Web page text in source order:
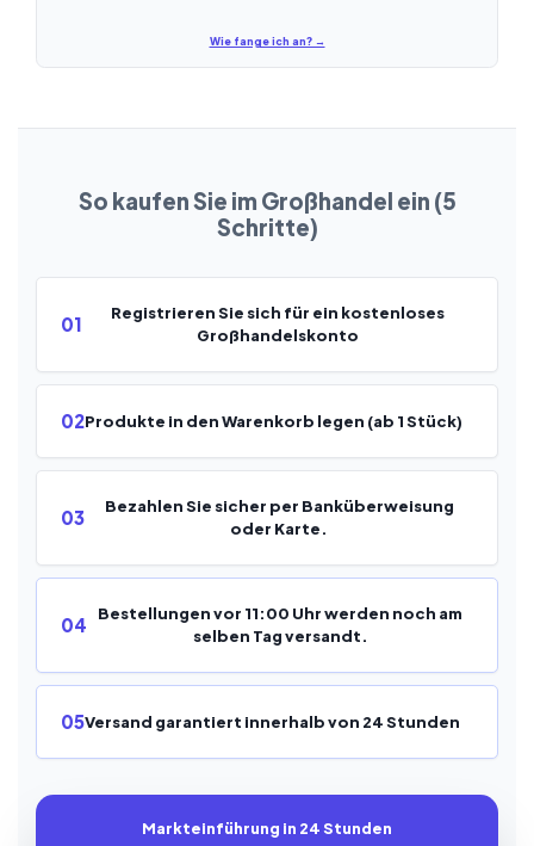
Wie fange ich an? →
So kaufen Sie im Großhandel ein (5
Schritte)
01
Registrieren Sie sich für ein kostenloses
Großhandelskonto
02Produkte in den Warenkorb legen (ab 1 Stück)
03
Bezahlen Sie sicher per Banküberweisung
oder Karte.
04
Bestellungen vor 11:00 Uhr werden noch am
selben Tag versandt.
05Versand garantiert innerhalb von 24 Stunden
Markteinführung in 24 Stunden